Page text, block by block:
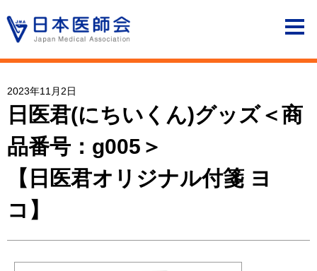
2023年11月2日
日医君(にちいくん)グッズ＜商
品番号：g005＞
【日医君オリジナル付箋 ヨ
コ】